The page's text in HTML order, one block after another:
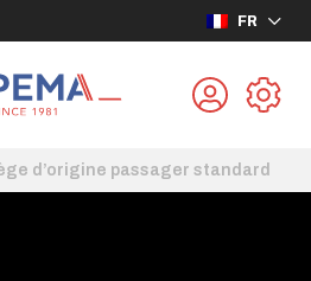
FR
d’origine passager standard